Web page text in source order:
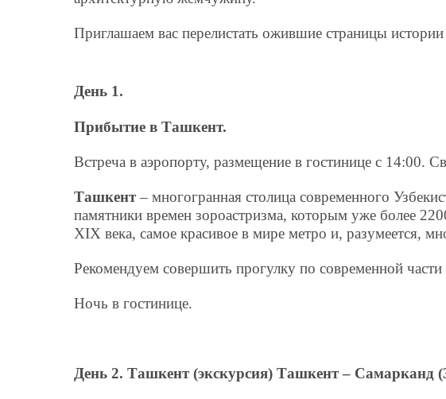
Приглашаем вас перелистать ожившие страницы
День 1.
Прибытие в Ташкент.
Встреча в аэропорту, размещение в гостинице с 14:00.
Ташкент– многогранная столица современного
памятники времен зороастризма, которым уже более
XIX века, самое красивое в мире метро и, разумеется,
Рекомендуем совершить прогулку по современной
Ночь в гостинице.
День 2. Ташкент (экскурсия) Ташкент – Самарканд